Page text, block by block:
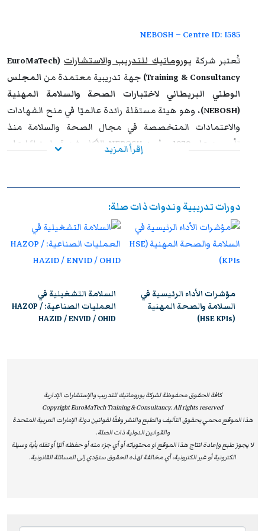
استراتيجية عالية. وتُشكل هذه الشهادة إضافة نوعية لمسار
الوظيفي وتحقيق التفوق والتميز داخل مؤسساتهم وخارجها.
NEBOSH – Centre ID: I585
تُعتبر شركة يوروماتيك للتدريب والاستشارات (EuroMaTech
Training & Consultancy) جهة تدريبية معتمدة من المجلس
الوطني البريطاني لاختبارات الصحة والسلامة المهنية
(NEBOSH)
، وهو هيئة مستقلة رائدة عالميًا في منح الشهادات
والاعتمادات المتخصصة في مجال الصحة والسلامة منذ
تأسيسه عام 1979. ويُعد NEBOSH الأكثر شهرة واحترامًا على
تغطي برامج
يوروماتيك المعتمدة من NEBOSH
واسعة من المحاور الأساسية التي تركز على نظم الإدارة العالمية
المطبقة في الصحة والسلامة، ومعايير إدارة البيئة والمخاطر
المتخصصين الحاصلين على شهادات عليا وعضويات مهنية في
منظمات الصحة والسلامة العالمية، بما يضمن للمشاركين
تجربة تدريبية عالية الجودة تعكس أفضل الممارسات الدولية.
شهادة دولية معترف بها عالميًا كأساس لممارسة المهنة
في مجال الصحة والسلامة.
الدبلوم الوطني/الدولي في الصحة والسلامة المهنية
(NEBOSH National/International Diploma in
Occupational Health and Safety):
إقرأ المزيد
دورات تدريبية وندوات ذات صلة:
مؤشرات الأداء الرئيسية في
السلامة والصحة المهنية
(HSE KPIs)
السلامة التشغيلية في
العمليات الصناعية: HAZOP /
HAZID / ENVID / OHID
كافة الحقوق محفوظة لشركة يوروماتيك للتدريب والإستشارات الإدارية
Copyright EuroMaTech Training & Consultancy. All rights reserved
هذا الموقع محمي بحقوق التآليف والطبع والنشر وفقًا لقوانين دولة الإمارات العربية المتحدة
والقوانين الدولية ذات الصلة.
لا يجوز طبع وإعادة انتاج هذا الموقع او محتوياته أو أي جزء منه أو حفظه آليًا أو نقله بأية وسيلة
الكترونية أو غير الكترونية، أي مخالفة لهذه الحقوق ستؤدي إلى المسائلة القانونية.